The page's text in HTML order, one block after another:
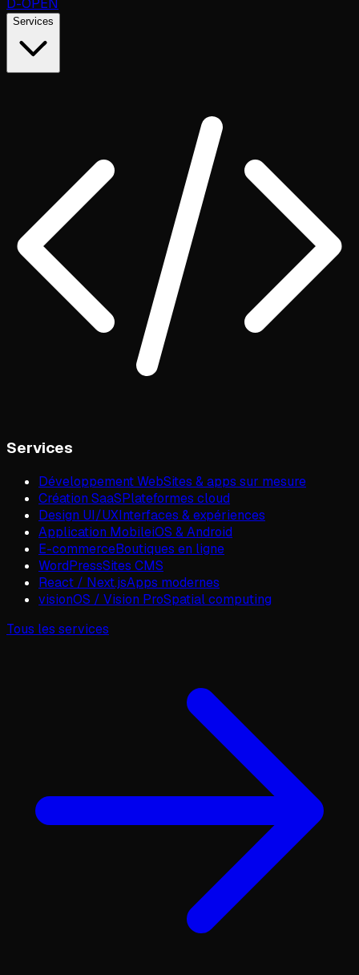
D-OPEN
Services
Services
Développement WebSites & apps sur mesure
Création SaaSPlateformes cloud
Design UI/UXInterfaces & expériences
Application MobileiOS & Android
E-commerceBoutiques en ligne
WordPressSites CMS
React / Next.jsApps modernes
visionOS / Vision ProSpatial computing
Tous les services